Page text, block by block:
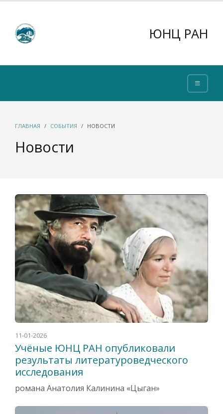
ЮНЦ РАН
ГЛАВНАЯ СОБЫТИЯ НОВОСТИ
Новости
11-01-2026
Учёные ЮНЦ РАН опубликовали
результаты литературоведческого
исследования
романа Анатолия Калинина «Цыган»